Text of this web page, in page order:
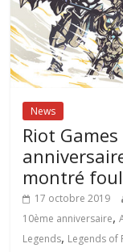
News
Riot
montré
17 octobre 2019
10ème anniversaire,
Legends, Legends of